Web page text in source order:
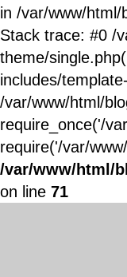
in /var/www/
Stack trace: #0 /
theme/
includes/
/var/www/html/
require_once('/
require('/var/
/var/www/html/
on line 71